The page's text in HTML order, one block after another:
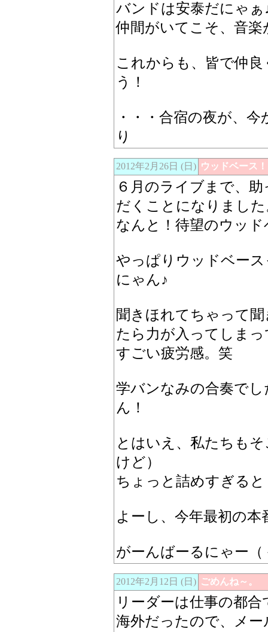
バンドは安泰だにゃぁ
仲間がいてこそ、音
これからも、皆で仲
う！
・・・合宿の夜が、
り
2012年2月26日 (日) ウッドベース
６月のライブまで、
だくことになりまし
なんと！待望のウッド
やっぱりウッドベー
にゃん♪
聞きほれてちゃって
たら力が入ってしま
すごい疲労感。笑
学バンなみの合奏で
ん！
とはいえ、私たちも
けど）
ちょっと詰めすぎる
よーし、今年最初の
がーんばーるにゃー（
2012年2月12日 (日) ごめんね～。
リーダーは仕事の都
海外だったので、メ